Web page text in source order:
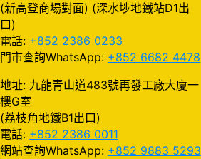
(新高登商場對面) (深水埗地鐵站D1出
口)
電話: +852 2386 0233
門市查詢WhatsApp: +852 6682 4478
地址: 九龍青山道483號再發工廠大廈一
樓G室
(荔枝角地鐵B1出口)
電話: +852 2386 0011
網站查詢WhatsApp: +852 9883 5293